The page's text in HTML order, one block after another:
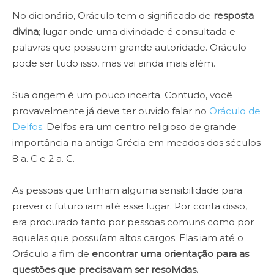
No dicionário, Oráculo tem o significado de resposta
divina; lugar onde uma divindade é consultada e
palavras que possuem grande autoridade. Oráculo
pode ser tudo isso, mas vai ainda mais além.
Sua origem é um pouco incerta. Contudo, você
provavelmente já deve ter ouvido falar no Oráculo de
Delfos. Delfos era um centro religioso de grande
importância na antiga Grécia em meados dos séculos
8 a. C e 2 a. C.
As pessoas que tinham alguma sensibilidade para
prever o futuro iam até esse lugar. Por conta disso,
era procurado tanto por pessoas comuns como por
aquelas que possuíam altos cargos. Elas iam até o
Oráculo a fim de encontrar uma orientação para as
questões que precisavam ser resolvidas.